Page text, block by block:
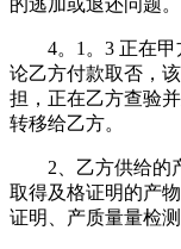
的逃加或退还问题。
4。1。3 正在甲
论乙方付款取否，
担，正在乙方查验
转移给乙方。
2、乙方供给的产
取得及格证明的产
证明、产质量量检